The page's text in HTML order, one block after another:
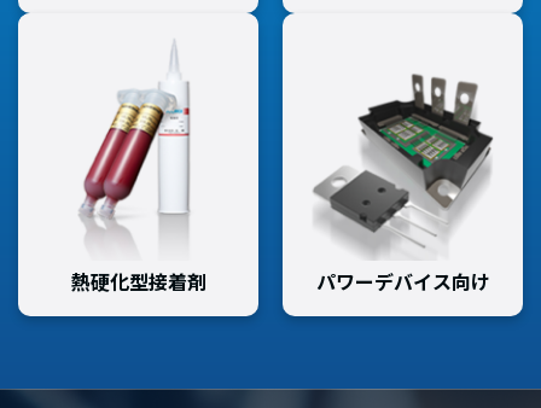
熱硬化型接着剤 パワーデバイス向け